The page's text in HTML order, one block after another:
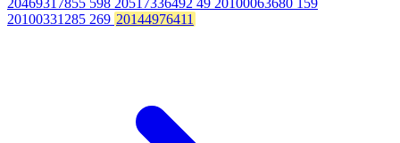
20100331285 269 20144976411